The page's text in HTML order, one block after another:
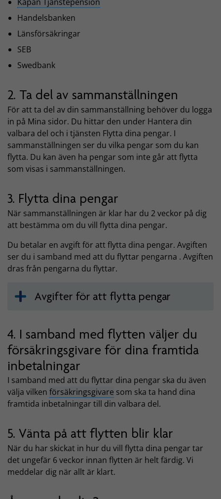
Kåpan Tjänstepension
Handelsbanken
Länsförsäkringar
SEB
Swedbank
2. Ta del av sammanställningen
För att ta del av din sammanställning behöver du logga
in på Mina sidor. Du hittar den under Hantera din
valbara del och i tjänsten Flytta dina pengar. I
sammanställningen ser du vilka pengar som du kan
flytta. Du kan även ha pengar som inte går att flytta
som visas i sammanställningen.
3. Flytta dina pengar
När sammanställningen är klar har du 2 veckor på dig
att bestämma om du vill flytta dina pengar.
Du betalar en avgift för att flytta dina pengar. Avgiften
ser du i samband med att du flyttar pengarna . Avgiften
dras från pengarna du flyttar.
Avgifter för att flytta pengar
4. I samband med flytten väljer du
försäkringsgivare för dina framtida
inbetalningar
I samband med att du flyttar dina pengar ska du även
välja vilken försäkringsgivare som ska ta hand dina
framtida inbetalningar till din valbara del.
5. Vänta på att flytten blir klar
När du har skickat in hur du vill flytta dina pengar tar
det ungefär 6 veckor innan flytten är helt färdig. Vi
meddelar dig när allt är klart.